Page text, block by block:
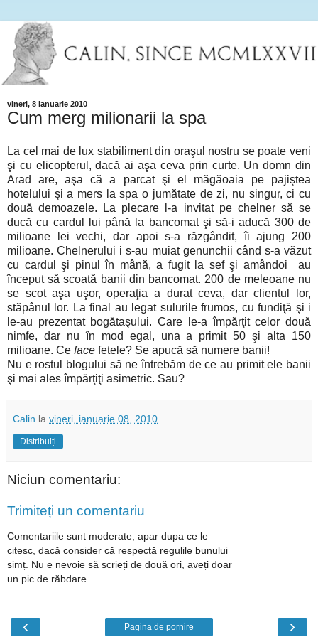
vineri, 8 ianuarie 2010
Cum merg milionarii la spa
La cel mai de lux stabiliment din oraşul nostru se poate veni
şi cu elicopterul, dacă ai aşa ceva prin curte. Un domn din
Arad are, aşa că a parcat şi el măgăoaia pe pajiştea
hotelului şi a mers la spa o jumătate de zi, nu singur, ci cu
două demoazele. La plecare l-a invitat pe chelner să se
ducă cu cardul lui până la bancomat şi să-i aducă 300 de
milioane lei vechi, dar apoi s-a răzgândit, îi ajung 200
milioane. Chelnerului i s-au muiat genunchii când s-a văzut
cu cardul şi pinul în mână, a fugit la sef şi amândoi au
început să scoată banii din bancomat. 200 de meleoane nu
se scot aşa uşor, operaţia a durat ceva, dar clientul lor,
stăpânul lor. La final au legat sulurile frumos, cu fundiţă şi i
le-au prezentat bogătaşului. Care le-a împărţit celor două
nimfe, dar nu în mod egal, una a primit 50 şi alta 150
milioane. Ce face fetele? Se apucă să numere banii!
Nu e rostul blogului să ne întrebăm de ce au primit ele banii
şi mai ales împărţiţi asimetric. Sau?
Calin la vineri, ianuarie 08, 2010
Distribuiți
Niciun comentariu:
Trimiteți un comentariu
Comentariile sunt moderate, apar dupa ce le
citesc, dacă consider că respectă regulile bunului
simț. Nu e nevoie să scrieți de două ori, aveți doar
un pic de răbdare.
‹ ›
Pagina de pornire